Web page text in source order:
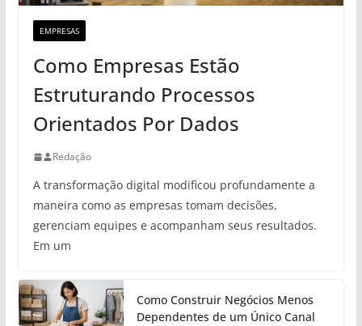
EMPRESAS
Como Empresas Estão
Estruturando Processos
Orientados Por Dados
Redação
A transformação digital modificou profundamente a
maneira como as empresas tomam decisões,
gerenciam equipes e acompanham seus resultados.
Em um
Como Construir Negócios Menos
Dependentes de um Único Canal